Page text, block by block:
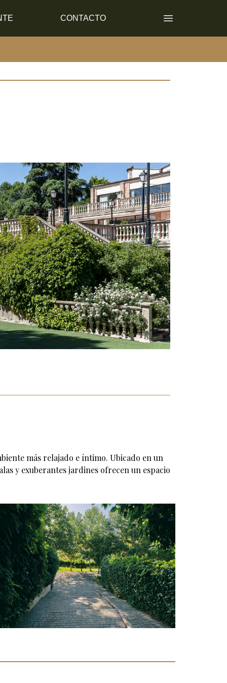
CONTACTO
Open main
más relajado e íntimo. Ubicado en un
y exuberantes jardines ofrecen un espacio